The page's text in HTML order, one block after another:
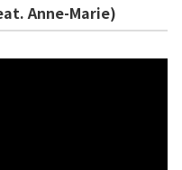
Anne-Marie)